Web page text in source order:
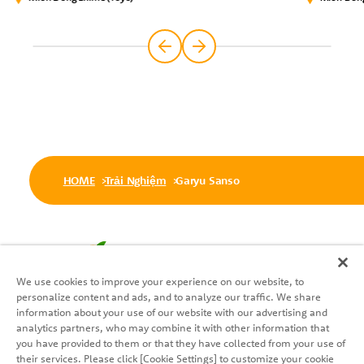
HOME Trải Nghiệm Garyu Sanso
Theo dõi chúng tôi
We use cookies to improve your experience on our website, to
personalize content and ads, and to analyze our traffic. We share
information about your use of our website with our advertising and
analytics partners, who may combine it with other information that
you have provided to them or that they have collected from your use of
their services. Please click [Cookie Settings] to customize your cookie